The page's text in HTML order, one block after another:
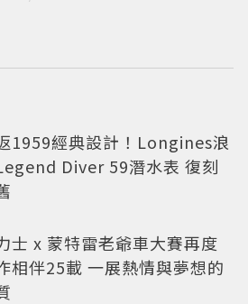
1959經典設計！Longines浪
Diver 59潛水表 復刻
士 x 蒙特雷老爺車大賽再度
相伴25載 一展熱情與夢想的